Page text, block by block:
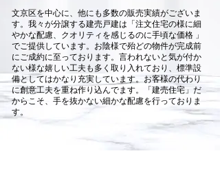
文京区を中心に、他にも多数の販売実績がございま
す。我々が分譲する建売戸建は「注文住宅の様に細
やかな配慮、クオリティを感じるのに手頃な価格 」
でご提供しています。お陰様で殆どの物件が完成前
にご成約に至っております。言われないと気が付か
ない様な嬉しい工夫も多く取り入れており、標準設
備としてはかなり充実しています。お客様の代わり
に創意工夫を重ね作り込んでます。「建売住宅」だ
からこそ、手を抜かない細かな配慮を行っておりま
す。